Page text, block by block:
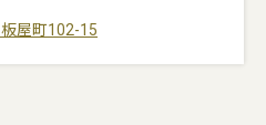
板屋町102-15